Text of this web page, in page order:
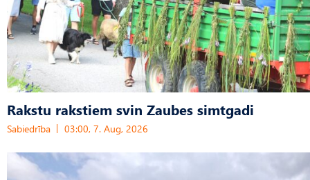
Rakstu rakstiem svin Zaubes simtgadi
Sabiedrība 03:00, 7. Aug, 2026